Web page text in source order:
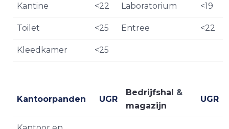
Kantine <22 Laboratorium <19
Toilet <25 Entree <22
Kleedkamer <25
Kantoorpanden UGR
Bedrijfshal &
magazijn
UGR